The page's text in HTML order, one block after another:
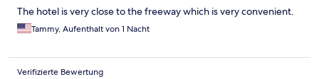
The hotel is very close to the freeway which is very convenient.
Tammy, Aufenthalt von 1 Nacht
Verifizierte Bewertung